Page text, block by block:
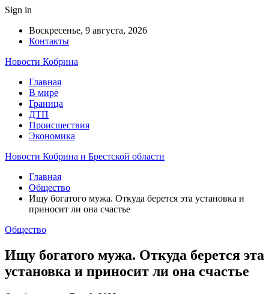
Sign in
Воскресенье, 9 августа, 2026
Контакты
Новости Кобрина
Главная
В мире
Граница
ДТП
Происшествия
Экономика
Новости Кобрина и Брестской области
Главная
Общество
Ищу богатого мужа. Откуда берется эта установка и
приносит ли она счастье
Общество
Ищу богатого мужа. Откуда берется эта
установка и приносит ли она счастье